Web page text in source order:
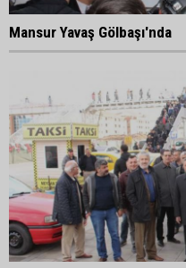
Mansur Yavaş Gölbaşı'nda